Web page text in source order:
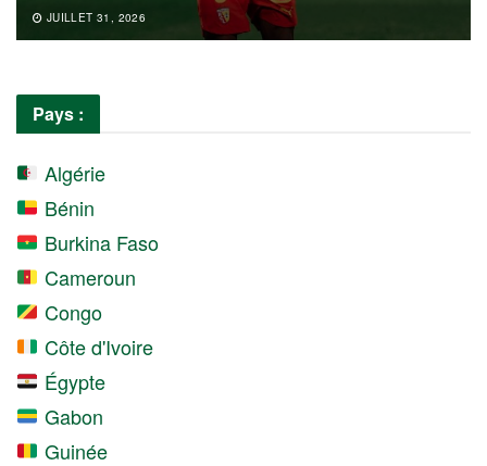
JUILLET 31, 2026
Pays :
Algérie
Bénin
Burkina Faso
Cameroun
Congo
Côte d'Ivoire
Égypte
Gabon
Guinée